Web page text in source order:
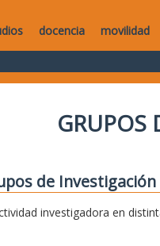
docencia movilidad
GRUPOS
de Investigación
investigadora en